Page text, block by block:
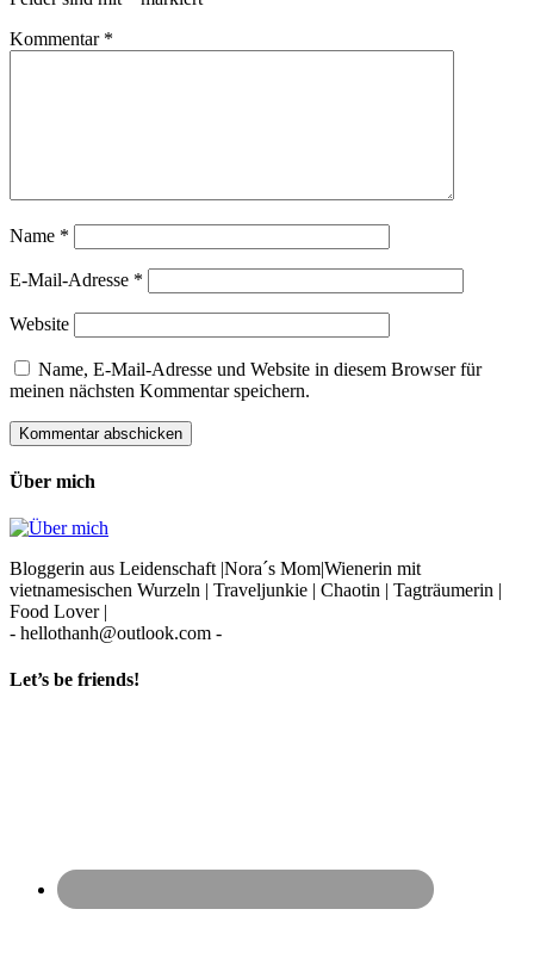
Kommentar *
Name *
E-Mail-Adresse *
Website
Name, E-Mail-Adresse und Website in diesem Browser für
meinen nächsten Kommentar speichern.
Über mich
Bloggerin aus Leidenschaft |Nora´s Mom|Wienerin mit
vietnamesischen Wurzeln | Traveljunkie | Chaotin | Tagträumerin |
Food Lover |
- hellothanh@outlook.com -
Let’s be friends!